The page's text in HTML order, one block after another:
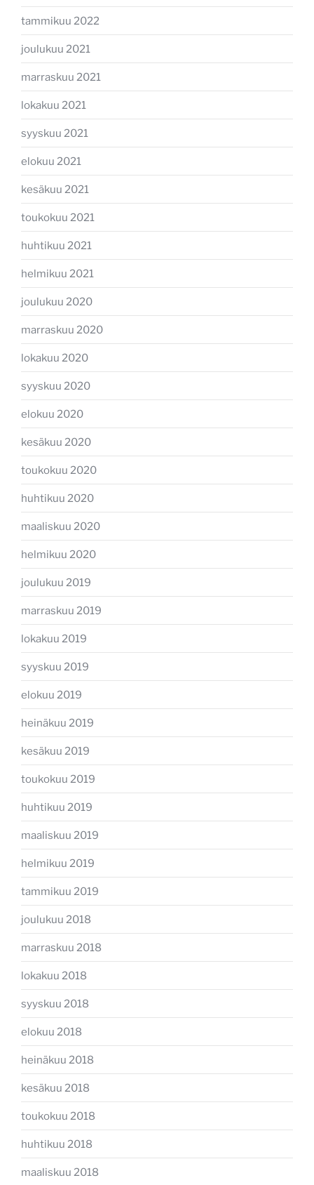
tammikuu 2022
joulukuu 2021
marraskuu 2021
lokakuu 2021
syyskuu 2021
elokuu 2021
kesäkuu 2021
toukokuu 2021
huhtikuu 2021
helmikuu 2021
joulukuu 2020
marraskuu 2020
lokakuu 2020
syyskuu 2020
elokuu 2020
kesäkuu 2020
toukokuu 2020
huhtikuu 2020
maaliskuu 2020
helmikuu 2020
joulukuu 2019
marraskuu 2019
lokakuu 2019
syyskuu 2019
elokuu 2019
heinäkuu 2019
kesäkuu 2019
toukokuu 2019
huhtikuu 2019
maaliskuu 2019
helmikuu 2019
tammikuu 2019
joulukuu 2018
marraskuu 2018
lokakuu 2018
syyskuu 2018
elokuu 2018
heinäkuu 2018
kesäkuu 2018
toukokuu 2018
huhtikuu 2018
maaliskuu 2018